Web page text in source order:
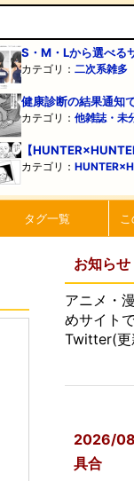
S・M・Lから選べる
カテゴリ： 二次系雑多
健康診断の結果通知
カテゴリ： 他雑誌・未
【
カテゴリ：
タグ一覧
お知らせ
アニメ・
めサイトで
Twitter(更
2026/
具合